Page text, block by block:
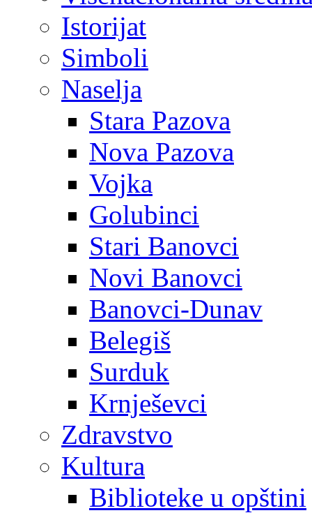
Istorijat
Simboli
Naselja
Stara Pazova
Nova Pazova
Vojka
Golubinci
Stari Banovci
Novi Banovci
Banovci-Dunav
Belegiš
Surduk
Krnješevci
Zdravstvo
Kultura
Biblioteke u opštini